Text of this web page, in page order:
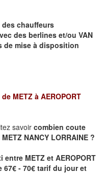
chauffeurs
des berlines et/ou VAN
de mise à disposition
de METZ à AEROPORT
savoir combien coute
NANCY LORRAINE ?
METZ et AEROPORT
67€ - 70€ tarif du jour et